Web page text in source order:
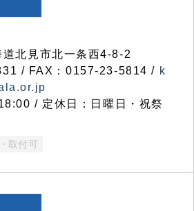
北見市北一条西4-8-2
/ FAX：0157-23-5814 / k
/ 定休日：日曜日・祝祭
取付可